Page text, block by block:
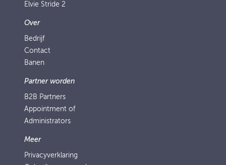
Elvie Stride 2
Over
Bedrijf
Contact
Banen
Partner worden
B2B Partners
Appointment of
Administrators
Meer
Privacyverklaring